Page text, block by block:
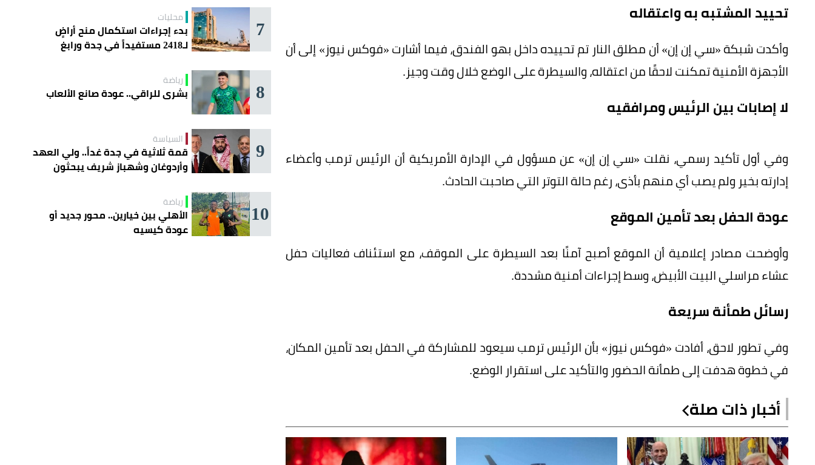
تحييد المشتبه به واعتقاله
وأكدت شبكة «سي إن إن» أن مطلق النار تم تحييده داخل بهو الفندق، فيما أشارت «فوكس نيوز» إلى أن
الأجهزة الأمنية تمكنت لاحقًا من اعتقاله، والسيطرة على الوضع خلال وقت وجيز.
لا إصابات بين الرئيس ومرافقيه
وفي أول تأكيد رسمي، نقلت «سي إن إن» عن مسؤول في الإدارة الأمريكية أن الرئيس ترمب وأعضاء
إدارته بخير ولم يصب أي منهم بأذى، رغم حالة التوتر التي صاحبت الحادث.
عودة الحفل بعد تأمين الموقع
وأوضحت مصادر إعلامية أن الموقع أصبح آمنًا بعد السيطرة على الموقف، مع استئناف فعاليات حفل
عشاء مراسلي البيت الأبيض، وسط إجراءات أمنية مشددة.
رسائل طمأنة سريعة
وفي تطور لاحق، أفادت «فوكس نيوز» بأن الرئيس ترمب سيعود للمشاركة في الحفل بعد تأمين المكان،
في خطوة هدفت إلى طمأنة الحضور والتأكيد على استقرار الوضع.
أخبار ذات صلة
7 محليات
بدء إجراءات استكمال منح أراضٍ
لـ2418 مستفيداً في جدة ورابغ
8 رياضة
بشرى للراقي.. عودة صانع الألعاب
9 السياسة
قمة ثلاثية في جدة غداً.. ولي العهد
وأردوغان وشهباز شريف يبحثون
10 رياضة
الأهلي بين خيارين.. محور جديد أو
عودة كيسيه